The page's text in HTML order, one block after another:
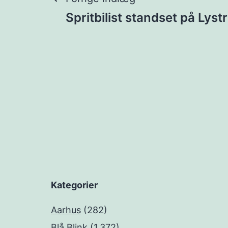
Spritbilist standset på
Kategorier
Aarhus (282)